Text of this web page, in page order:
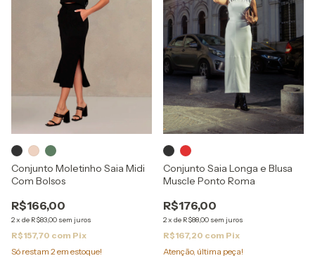
Conjunto Moletinho Saia Midi
Com Bolsos
R$166,00
2x de R$83,00 sem juros
R$157,70 com Pix
Só restam 2em estoque!
Conjunto Saia Longa e Blusa
Muscle Ponto Roma
R$176,00
2x de R$88,00 sem juros
R$167,20 com Pix
Atenção, última peça!